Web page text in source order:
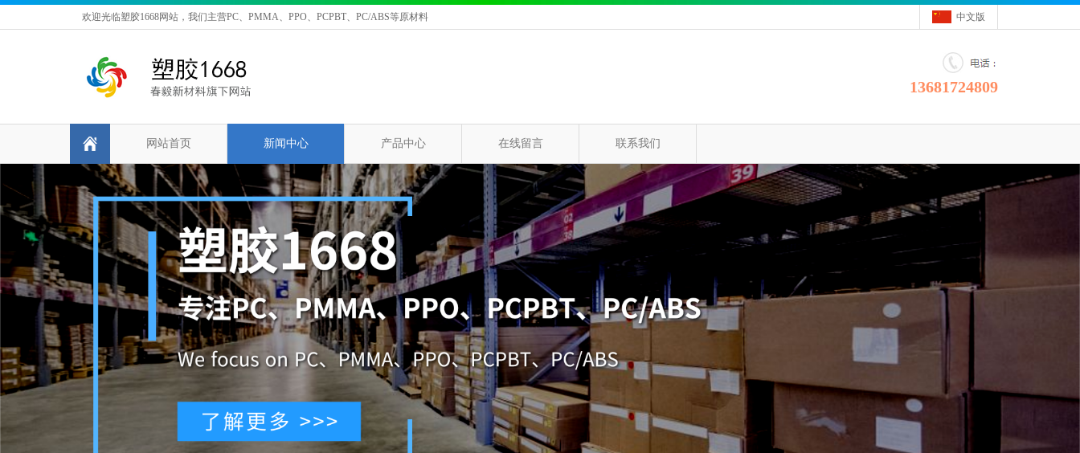
欢迎光临塑胶1668网站，我们主营PC、PMMA、PPO、PCPBT、PC/ABS等原材料 中文版
13681724809
网站首页 新闻中心 产品中心 在线留言 联系我们